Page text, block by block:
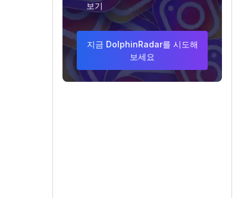
보기
지금 DolphinRadar를 시도해
보세요